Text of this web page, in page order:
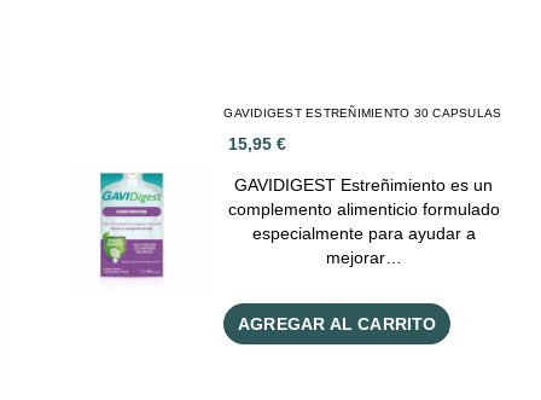
GAVIDIGEST ESTREÑIMIENTO 30 CAPSULAS
15,95 €
GAVIDIGEST Estreñimiento es un
complemento alimenticio formulado
especialmente para ayudar a
mejorar…
AGREGAR AL CARRITO